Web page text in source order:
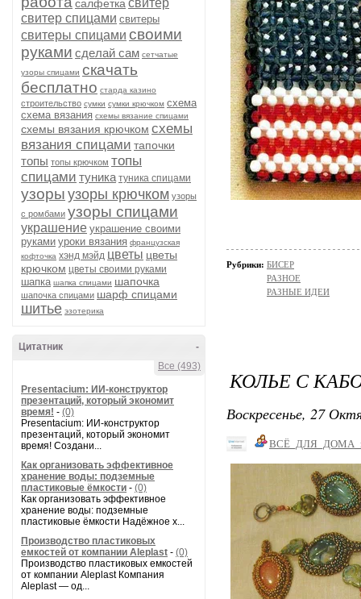
салфетка свитер
свитер спицами свитеры
свитеры спицами своими
руками сделай сам сетчатые
узоры спицами скачать
бесплатно старда казино
строительство сумки сумки крючком схема
схема вязания схемы вязание спицами
схемы вязания крючком схемы
вязания спицами тапочки
топы топы крючком топы
спицами туника туника спицами
узоры узоры крючком узоры
с ромбами узоры спицами
украшение украшение своими
руками уроки вязания французская
кофточка хэнд мэйд цветы цветы
крючком цветы своими руками
шапка шапка спицами шапочка
шапочка спицами шарф спицами
шитье эзотерика
-
Цитатник
Все (493)
Presentacium: ИИ‑конструктор
презентаций, который экономит
время! - (0)
Presentacium: ИИ‑конструктор
презентаций, который экономит
время! Создани...
Как организовать эффективное
хранение воды: подземные
пластиковые ёмкости - (0)
Как организовать эффективное
хранение воды: подземные
пластиковые ёмкости Надёжное х...
Производство пластиковых
емкостей от компании Aleplast - (0)
Производство пластиковых емкостей
от компании Aleplast Компания
Aleplast — од...
Рубрики: БИСЕР
РАЗНОЕ
РАЗНЫЕ ИДЕИ
КОЛЬЕ С
Воскресенье, 27